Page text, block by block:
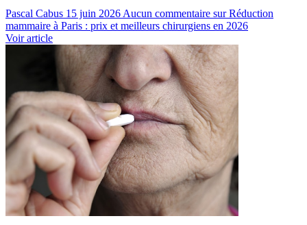
Pascal Cabus 15 juin 2026 Aucun commentaire sur Réduction
mammaire à Paris : prix et meilleurs chirurgiens en 2026
Voir article